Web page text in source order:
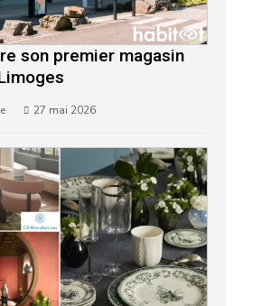
son premier magasin
27 mai 2026